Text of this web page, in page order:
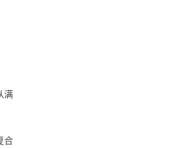
满
合